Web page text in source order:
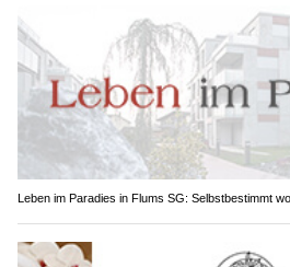
Leben im Paradies in Flums SG: Selbstbestimmt